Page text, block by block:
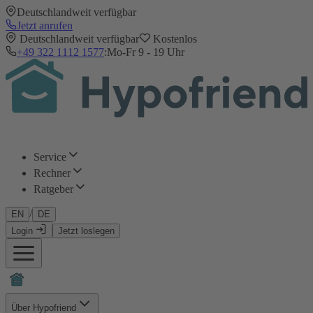
Deutschlandweit verfügbar
Jetzt anrufen
Deutschlandweit verfügbar
Kostenlos
+49 322 1112 1577:Mo-Fr 9 - 19 Uhr
Service
Rechner
Ratgeber
EN /
DE
Login
Jetzt loslegen
Über Hypofriend